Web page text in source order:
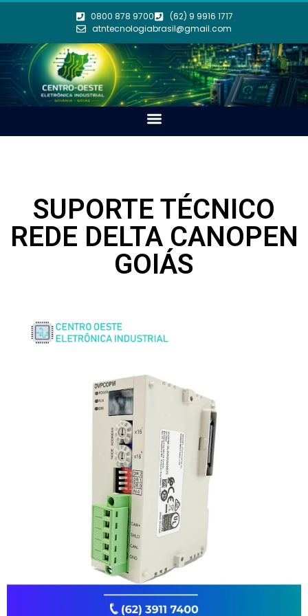
0800 878 9700
(62) 9 9916 1717
atntecnologiabrasil@gmail.com
SUPORTE TÉCNICO
REDE DELTA CANOPEN
GOIÁS